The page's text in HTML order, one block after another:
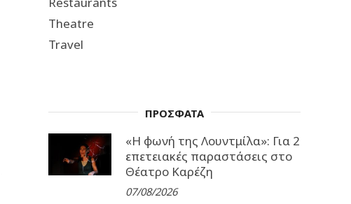
Theatre
Travel
ΠΡΟΣΦΑΤΑ
«Η φωνή της Λουντμίλα»: Για 2
επετειακές παραστάσεις στο
Θέατρο Καρέζη
07/08/2026